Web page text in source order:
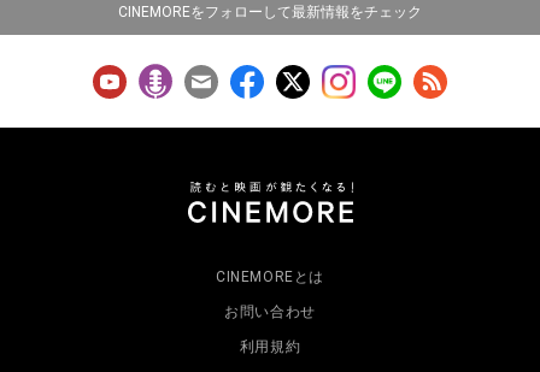
CINEMOREをフォローして最新情報をチェック
CINEMOREとは
お問い合わせ
利用規約